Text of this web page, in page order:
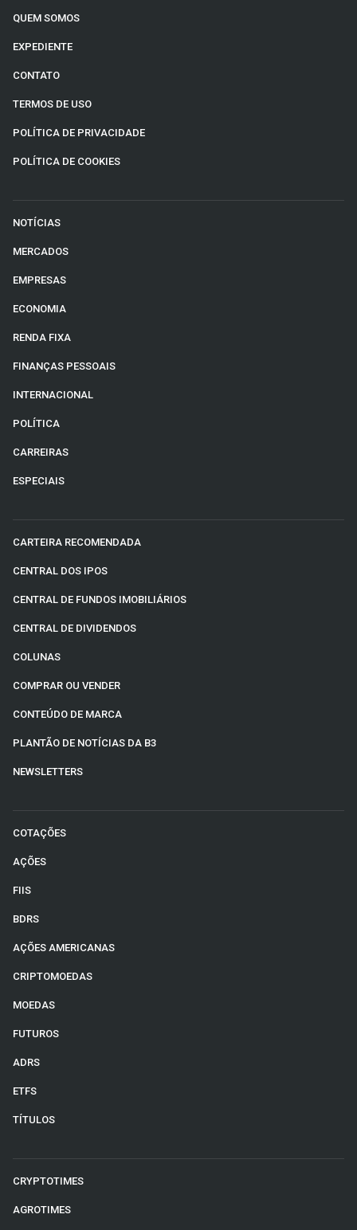
QUEM SOMOS
EXPEDIENTE
CONTATO
TERMOS DE USO
POLÍTICA DE PRIVACIDADE
POLÍTICA DE COOKIES
NOTÍCIAS
MERCADOS
EMPRESAS
ECONOMIA
RENDA FIXA
FINANÇAS PESSOAIS
INTERNACIONAL
POLÍTICA
CARREIRAS
ESPECIAIS
CARTEIRA RECOMENDADA
CENTRAL DOS IPOS
CENTRAL DE FUNDOS IMOBILIÁRIOS
CENTRAL DE DIVIDENDOS
COLUNAS
COMPRAR OU VENDER
CONTEÚDO DE MARCA
PLANTÃO DE NOTÍCIAS DA B3
NEWSLETTERS
COTAÇÕES
AÇÕES
FIIS
BDRS
AÇÕES AMERICANAS
CRIPTOMOEDAS
MOEDAS
FUTUROS
ADRS
ETFS
TÍTULOS
CRYPTOTIMES
AGROTIMES